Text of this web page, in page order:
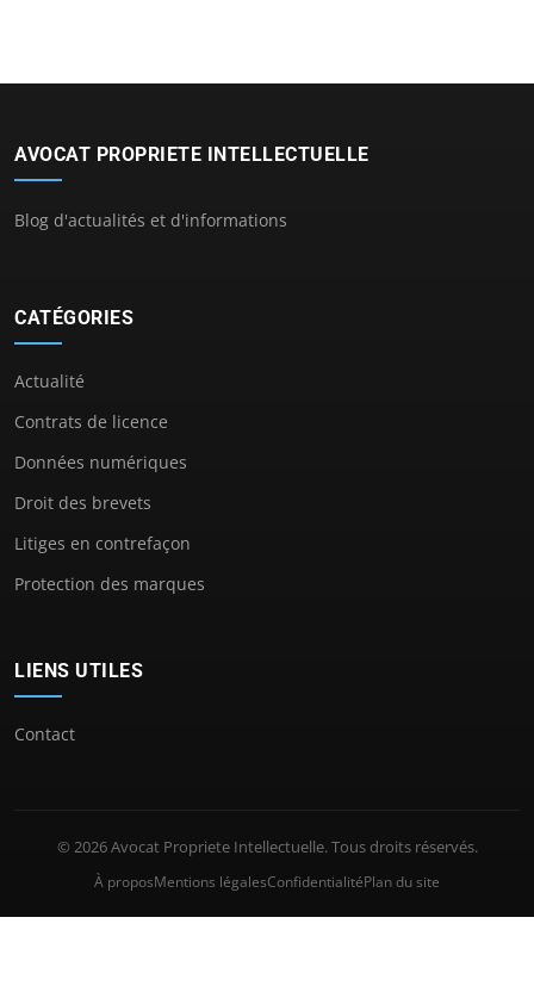
AVOCAT PROPRIETE INTELLECTUELLE
Blog d'actualités et d'informations
CATÉGORIES
Actualité
Contrats de licence
Données numériques
Droit des brevets
Litiges en contrefaçon
Protection des marques
LIENS UTILES
Contact
© 2026 Avocat Propriete Intellectuelle. Tous droits réservés.
À proposMentions légalesConfidentialitéPlan du site